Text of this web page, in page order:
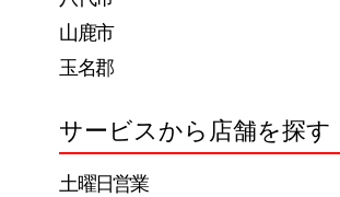
山鹿市
玉名郡
サービスから店舗を探す
土曜日営業